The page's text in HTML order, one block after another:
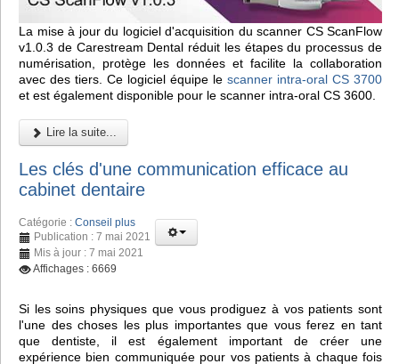
La mise à jour du logiciel d'acquisition du scanner CS ScanFlow
v1.0.3 de Carestream Dental réduit les étapes du processus de
numérisation, protège les données et facilite la collaboration
avec des tiers. Ce logiciel équipe le scanner intra-oral CS 3700
et est également disponible pour le scanner intra-oral CS 3600.
Lire la suite...
Les clés d'une communication efficace au
cabinet dentaire
Catégorie : Conseil plus
Publication : 7 mai 2021
Mis à jour : 7 mai 2021
Affichages : 6669
Si les soins physiques que vous prodiguez à vos patients sont
l'une des choses les plus importantes que vous ferez en tant
que dentiste, il est également important de créer une
expérience bien communiquée pour vos patients à chaque fois